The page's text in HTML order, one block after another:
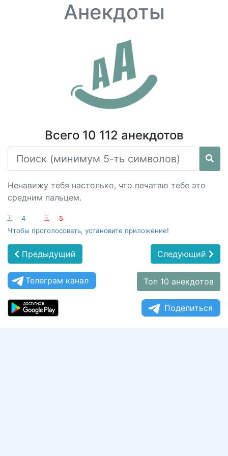
Анекдоты
Всего 10 112 анекдотов
Ненавижу тебя настолько, что печатаю тебе это
средним пальцем.
:-) 4 :-(
5
Чтобы проголосовать, установите приложение!
Предыдущий Следующий
Телеграм канал Топ 10 анекдотов
Поделиться